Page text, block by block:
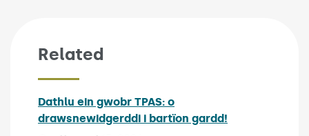
Related
Dathlu ein gwobr TPAS: o
drawsnewidgerddi i bartïon gardd!